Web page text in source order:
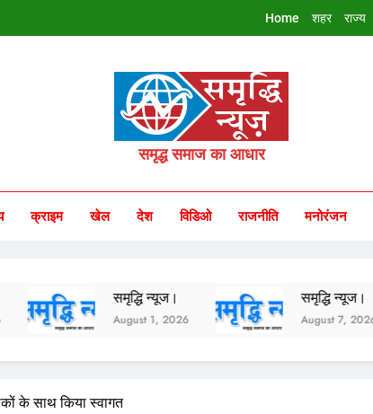
Home शहर राज्य
Samachar
समृद्ध समाज का आधार
क्राइम खेल देश विडिओ राजनीति मनोरंजन
समृद्धि न्यूज।
August 1, 2026
समृद्धि न्यूज।
August 7, 2026
के साथ किया स्वागत